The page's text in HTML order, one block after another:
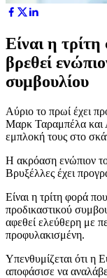
Είναι η
βρεθεί
συμβουλίου
Αύριο το πρωί έχει
Μαρκ Ταραμπέλα και
εμπλοκή τους στο
Η ακρόαση ενώπιον
Βρυξέλλες έχει
Είναι η τρίτη φορά
προδικαστικού
αφεθεί ελεύθερη με
προφυλακισμένη.
Υπενθυμίζεται ότι η
αποφάσισε να